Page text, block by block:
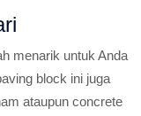
menarik untuk Anda
block ini juga
ataupun concrete